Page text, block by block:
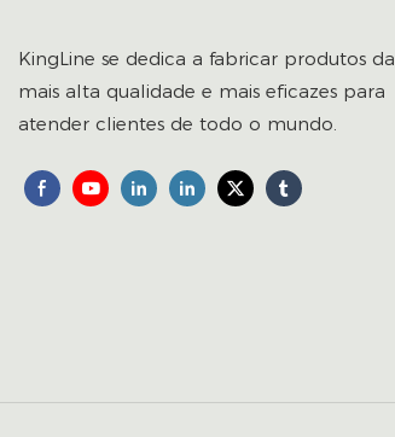
KingLine se dedica a fabricar produtos da
mais alta qualidade e mais eficazes para
atender clientes de todo o mundo.